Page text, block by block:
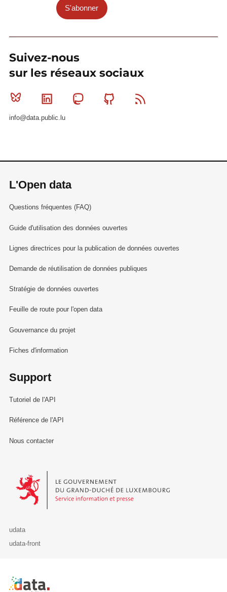
S'abonner
Suivez-nous
sur les réseaux sociaux
Bluesky Linkedin MastodonGithub
info@data.public.lu
L'Open data
Questions fréquentes (FAQ)
Guide d'utilisation des données ouvertes
Lignes directrices pour la publication de données ouvertes
Demande de réutilisation de données publiques
Stratégie de données ouvertes
Feuille de route pour l'open data
Gouvernance du projet
Fiches d'information
Support
Tutoriel de l'API
Référence de l'API
Nous contacter
Le Gouvernement du Grand-Duché de Luxembourg - Service
udata
udata-front
Retour à l'accueil de data.public.lu